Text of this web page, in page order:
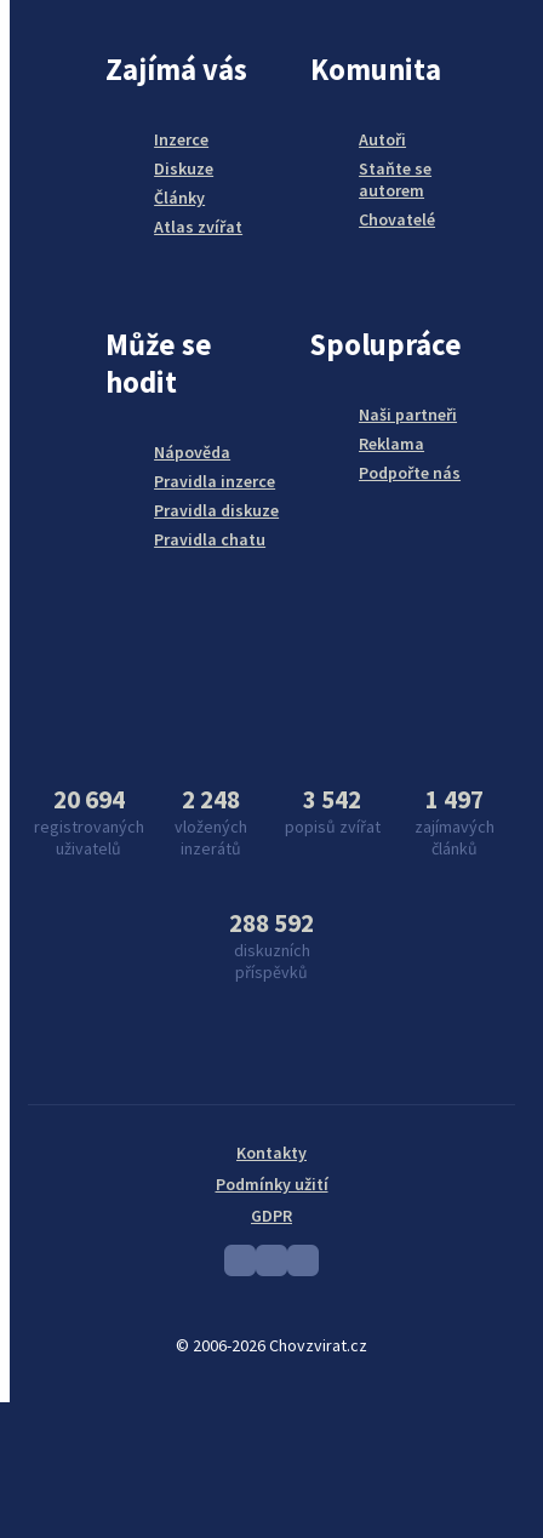
Zajímá vás
Inzerce
Diskuze
Články
Atlas zvířat
Komunita
Autoři
Staňte se
autorem
Chovatelé
Může se
hodit
Nápověda
Pravidla inzerce
Pravidla diskuze
Pravidla chatu
Spolupráce
Naši partneři
Reklama
Podpořte nás
20 694
registrovaných
uživatelů
2 248
vložených
inzerátů
3 542
popisů zvířat
1 497
zajímavých
článků
288 592
diskuzních
příspěvků
© 2006-2026 Chovzvirat.cz
Kontakty
Podmínky užití
GDPR